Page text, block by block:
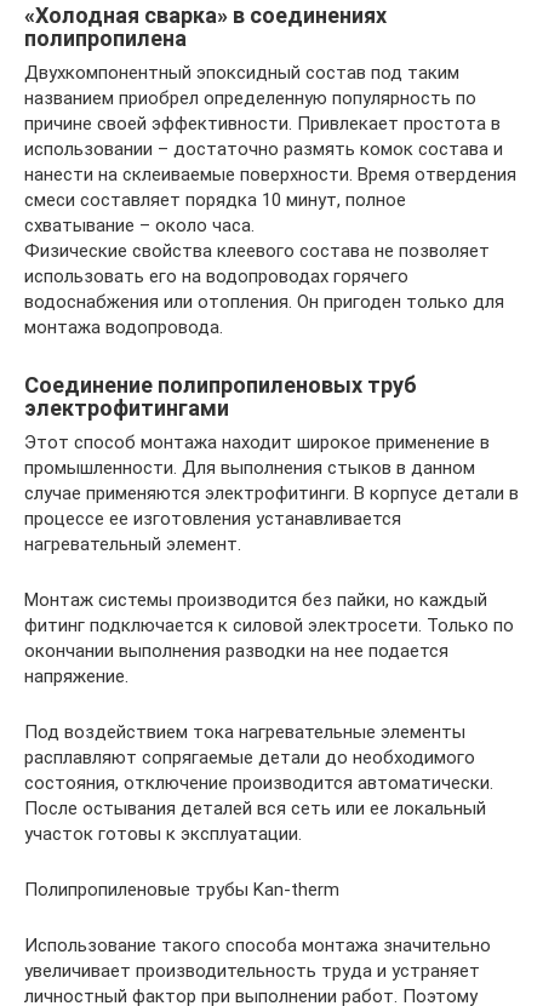
«Холодная сварка» в соединениях
полипропилена
Двухкомпонентный эпоксидный состав под таким
названием приобрел определенную популярность по
причине своей эффективности. Привлекает простота в
использовании – достаточно размять комок состава и
нанести на склеиваемые поверхности. Время отвердения
смеси составляет порядка 10 минут, полное
схватывание – около часа.
Физические свойства клеевого состава не позволяет
использовать его на водопроводах горячего
водоснабжения или отопления. Он пригоден только для
монтажа водопровода.
Соединение полипропиленовых труб
электрофитингами
Этот способ монтажа находит широкое применение в
промышленности. Для выполнения стыков в данном
случае применяются электрофитинги. В корпусе детали в
процессе ее изготовления устанавливается
нагревательный элемент.
Монтаж системы производится без пайки, но каждый
фитинг подключается к силовой электросети. Только по
окончании выполнения разводки на нее подается
напряжение.
Под воздействием тока нагревательные элементы
расплавляют сопрягаемые детали до необходимого
состояния, отключение производится автоматически.
После остывания деталей вся сеть или ее локальный
участок готовы к эксплуатации.
Полипропиленовые трубы Kan-therm
Использование такого способа монтажа значительно
увеличивает производительность труда и устраняет
личностный фактор при выполнении работ. Поэтому